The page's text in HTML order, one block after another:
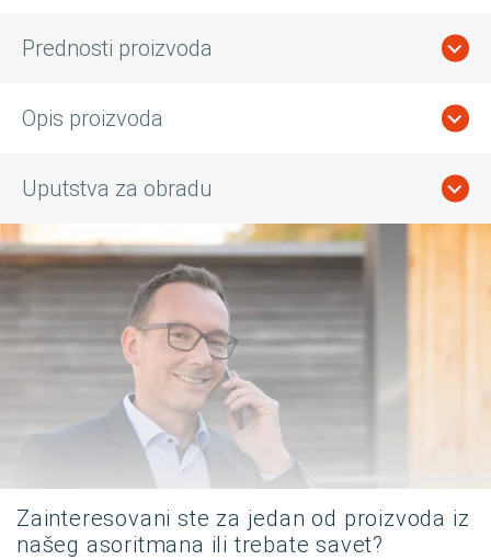
Prednosti proizvoda
Opis proizvoda
Uputstva za obradu
Zainteresovani ste za jedan od proizvoda iz
našeg asoritmana ili trebate savet?